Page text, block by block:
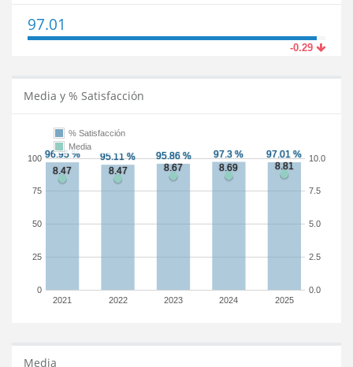
97.01
-0.29
Media y % Satisfacción
2021 2022 2023 2024 2025
0
25
50
75
100
0.0
2.5
5.0
7.5
10.0
% Satisfacción
Media
Media